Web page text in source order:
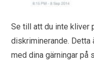
Se till att du inte kliver
diskriminerande.
med dina gärningar på